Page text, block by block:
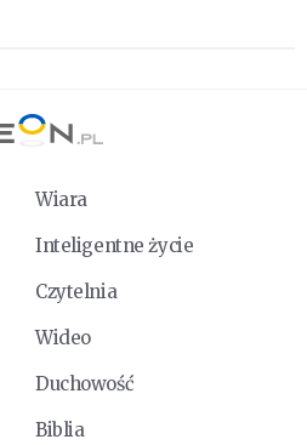
Wiara
Inteligentne życie
Czytelnia
Wideo
Duchowość
Biblia